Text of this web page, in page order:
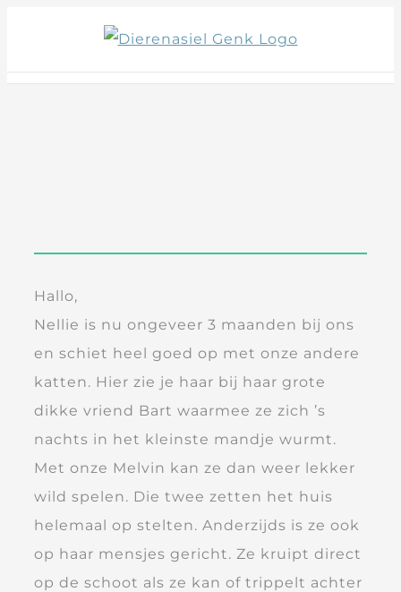
content
Hallo,
Nellie is nu ongeveer 3 maanden bij ons
en schiet heel goed op met onze andere
katten. Hier zie je haar bij haar grote
dikke vriend Bart waarmee ze zich ’s
nachts in het kleinste mandje wurmt.
Met onze Melvin kan ze dan weer lekker
wild spelen. Die twee zetten het huis
helemaal op stelten. Anderzijds is ze ook
op haar mensjes gericht. Ze kruipt direct
op de schoot als ze kan of trippelt achter